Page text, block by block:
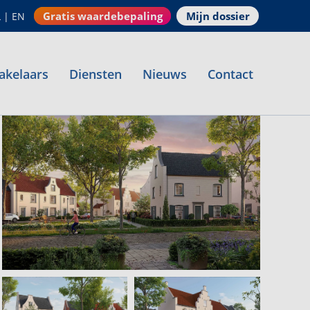
| EN Gratis waardebepaling Mijn dossier
Diensten Nieuws Contact